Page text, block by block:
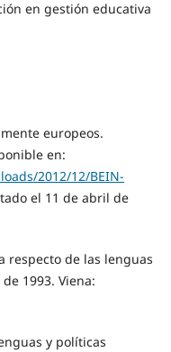
en gestión educativa
europeos.
en:
2012/12/BEIN-
el 11 de abril de
respecto de las lenguas
1993. Viena:
y políticas